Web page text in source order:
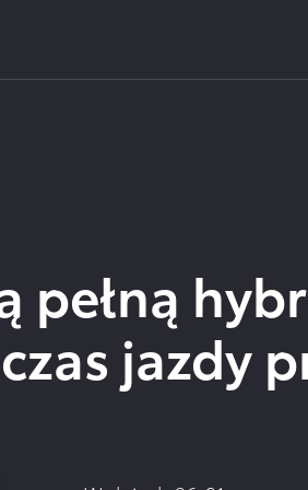
Gliwic, Zabrza lub
pełną
jazdy